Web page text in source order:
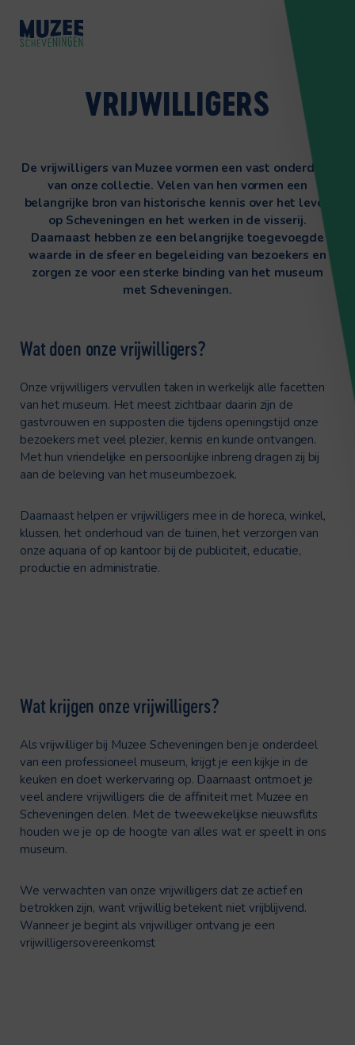
VRIJWILLIGERS
De vrijwilligers van Muzee vormen een vast onderdeel
van onze collectie. Velen van hen vormen een
belangrijke bron van historische kennis over het leven
op Scheveningen en het werken in de visserij.
Daarnaast hebben ze een belangrijke toegevoegde
waarde in de sfeer en begeleiding van bezoekers en
zorgen ze voor een sterke binding van het museum
met Scheveningen.
Wat doen onze vrijwilligers?
Onze vrijwilligers vervullen taken in werkelijk alle facetten
van het museum. Het meest zichtbaar daarin zijn de
gastvrouwen en supposten die tijdens openingstijd onze
bezoekers met veel plezier, kennis en kunde ontvangen.
Met hun vriendelijke en persoonlijke inbreng dragen zij bij
aan de beleving van het museumbezoek.
Daarnaast helpen er vrijwilligers mee in de horeca, winkel,
klussen, het onderhoud van de tuinen, het verzorgen van
onze aquaria of op kantoor bij de publiciteit, educatie,
productie en administratie.
Wat krijgen onze vrijwilligers?
Als vrijwilliger bij Muzee Scheveningen ben je onderdeel
van een professioneel museum, krijgt je een kijkje in de
keuken en doet werkervaring op. Daarnaast ontmoet je
veel andere vrijwilligers die de affiniteit met Muzee en
Scheveningen delen. Met de tweewekelijkse nieuwsflits
houden we je op de hoogte van alles wat er speelt in ons
museum.
We verwachten van onze vrijwilligers dat ze actief en
betrokken zijn, want vrijwillig betekent niet vrijblijvend.
Wanneer je begint als vrijwilliger ontvang je een
vrijwilligersovereenkomst